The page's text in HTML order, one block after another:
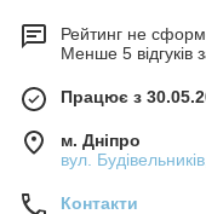
Рейтинг не
Менше 5 відгуків
Працює з
м. Дніпро
вул.
Контакти